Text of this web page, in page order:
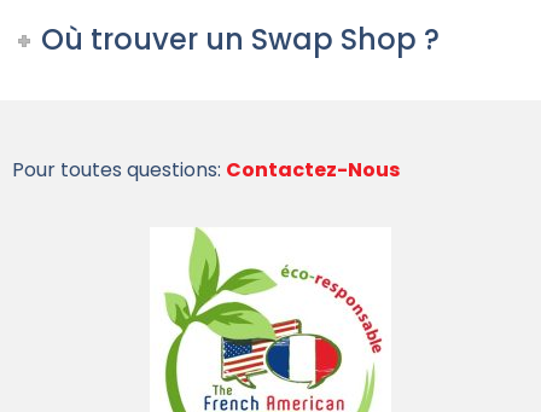
Où trouver un Swap Shop ?
Pour toutes questions: Contactez-Nous